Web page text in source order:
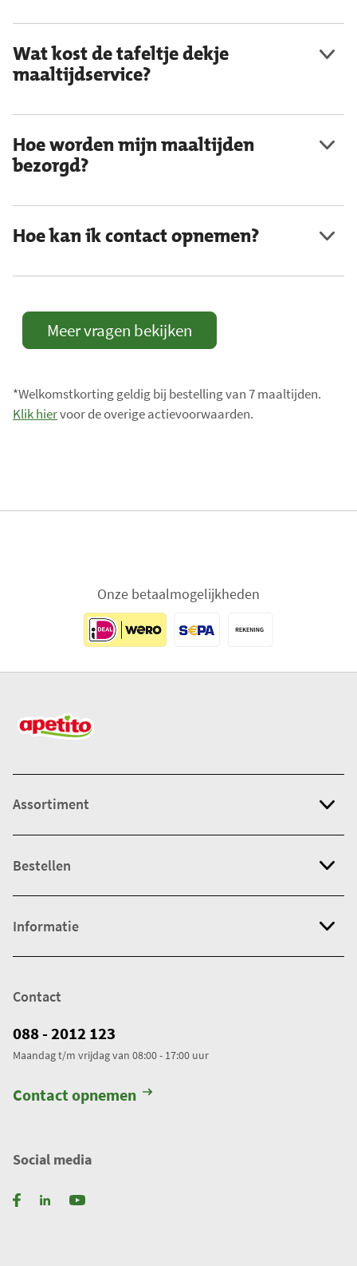
Wat kost de tafeltje dekje
maaltijdservice?
Hoe worden mijn maaltijden
bezorgd?
Hoe kan ik contact opnemen?
Meer vragen bekijken
*Welkomstkorting geldig bij bestelling van 7 maaltijden.
Klik hiervoor de overige actievoorwaarden.
Onze betaalmogelijkheden
Assortiment
Bestellen
Informatie
Contact
088 - 2012 123
Maandag t/m vrijdag van 08:00 - 17:00 uur
Contact opnemen
Social media